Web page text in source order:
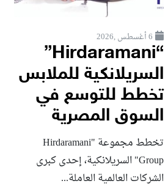
6 أغسطس ,2026
“Hirdaramani”
السريلانكية للملابس
تخطط للتوسع في
السوق المصرية
تخطط مجموعة "Hirdaramani
Group" السريلانكية، إحدى كبرى
الشركات العالمية العاملة...